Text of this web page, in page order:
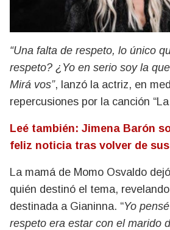
“Una falta de respeto, lo único
respeto? ¿Yo en serio soy la
Mirá vos”, lanzó la actriz, en
repercusiones por la canción “La
Leé también: Jimena Barón
feliz noticia tras volver de
La mamá de Momo Osvaldo
quién destinó el tema,
destinada a Gianinna. “Yo
respeto era estar con el marido